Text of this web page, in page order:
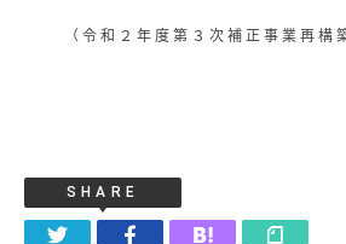
（令和２年度第３次補正事業再構
SHARE